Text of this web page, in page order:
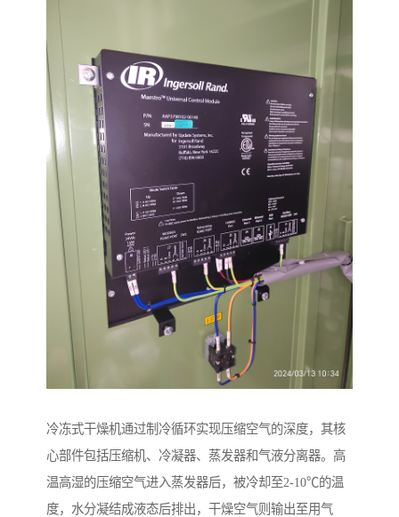
冷冻式干燥机通过制冷循环实现压缩空气的深度，其核
心部件包括压缩机、冷凝器、蒸发器和气液分离器。高
温高湿的压缩空气进入蒸发器后，被冷却至2-10℃的温
度，水分凝结成液态后排出，干燥空气则输出至用气